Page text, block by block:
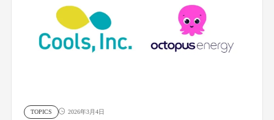
TOPICS 2026年3月4日